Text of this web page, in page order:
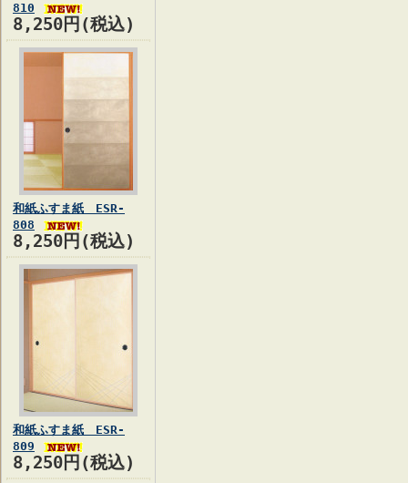
810
8,250円(税込)
和紙ふすま紙 ESR-
808
8,250円(税込)
和紙ふすま紙 ESR-
809
8,250円(税込)